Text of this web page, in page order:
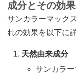
成分とその効果
サンカラーマック
れの効果を以下に
天然由来成分
サンカラ